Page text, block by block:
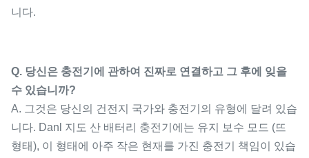
니다.
Q. 당신은 충전기에 관하여 진짜로 연결하고 그 후에 잊을
수 있습니까?
A. 그것은 당신의 건전지 국가와 충전기의 유형에 달려 있습
니다. Danl 지도 산 배터리 충전기에는 유지 보수 모드 (뜨
형태), 이 형태에 아주 작은 현재를 가진 충전기 책임이 있습